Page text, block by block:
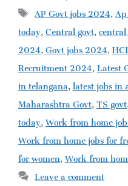
Tags
AP Govt jobs 2024,
today,Central govt,
2024,Govt jobs 2024,
Recruitment 2024,Latest
in telangana,latest jobs in
Maharashtra Govt,TS govt
today,Work from home
Work from home jobs for
for women,Work from
Leave a comment